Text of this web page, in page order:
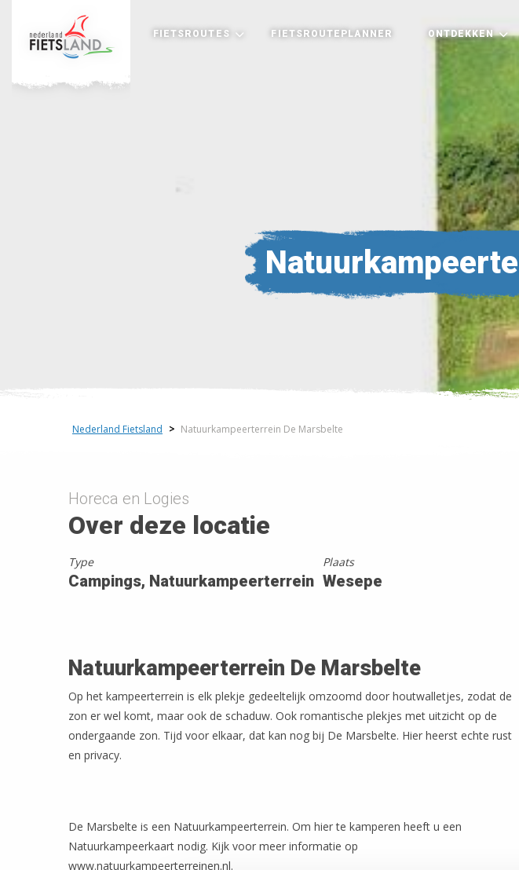
FIETSROUTES FIETSROUTEPLANNER ONTDEKKEN
Nederland Fietsland > Natuurkampeerterrein De Marsbelte
Horeca en Logies
Over deze locatie
Type
Campings, Natuurkampeerterrein
Plaats
Wesepe
Natuurkampeerterrein De Marsbelte
Op het kampeerterrein is elk plekje gedeeltelijk omzoomd door houtwalletjes, zodat de
zon er wel komt, maar ook de schaduw. Ook romantische plekjes met uitzicht op de
ondergaande zon. Tijd voor elkaar, dat kan nog bij De Marsbelte. Hier heerst echte rust
en privacy.
De Marsbelte is een Natuurkampeerterrein. Om hier te kamperen heeft u een
Natuurkampeerkaart nodig. Kijk voor meer informatie op
www.natuurkampeerterreinen.nl.